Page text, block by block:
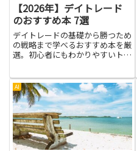
【2026年】デイトレード
のおすすめ本 7選
デイトレードの基礎から勝つため
の戦略まで学べるおすすめ本を厳
選。初心者にもわかりやすいトレ
AI